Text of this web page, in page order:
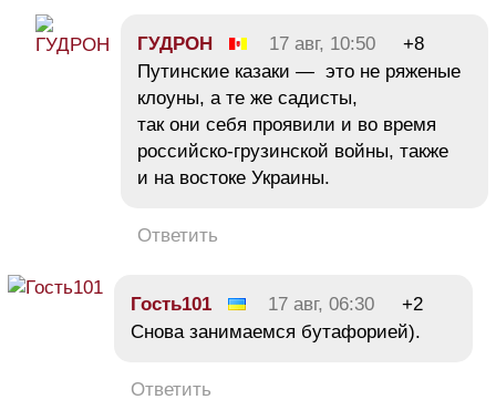
ГУДРОН 17 авг, 10:50
+8
Путинские казаки — это не ряженые
клоуны, а те же садисты,
так они себя проявили и во время
российско-грузинской войны, также
и на востоке Украины.
Ответить
Гость101 17 авг, 06:30
+2
Снова занимаемся бутафорией).
Ответить